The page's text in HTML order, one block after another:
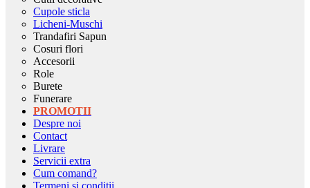
Cupole sticla
Licheni-Muschi
Trandafiri Sapun
Cosuri flori
Accesorii
Role
Burete
Funerare
PROMOTII
Despre noi
Contact
Livrare
Servicii extra
Cum comand?
Termeni si conditii